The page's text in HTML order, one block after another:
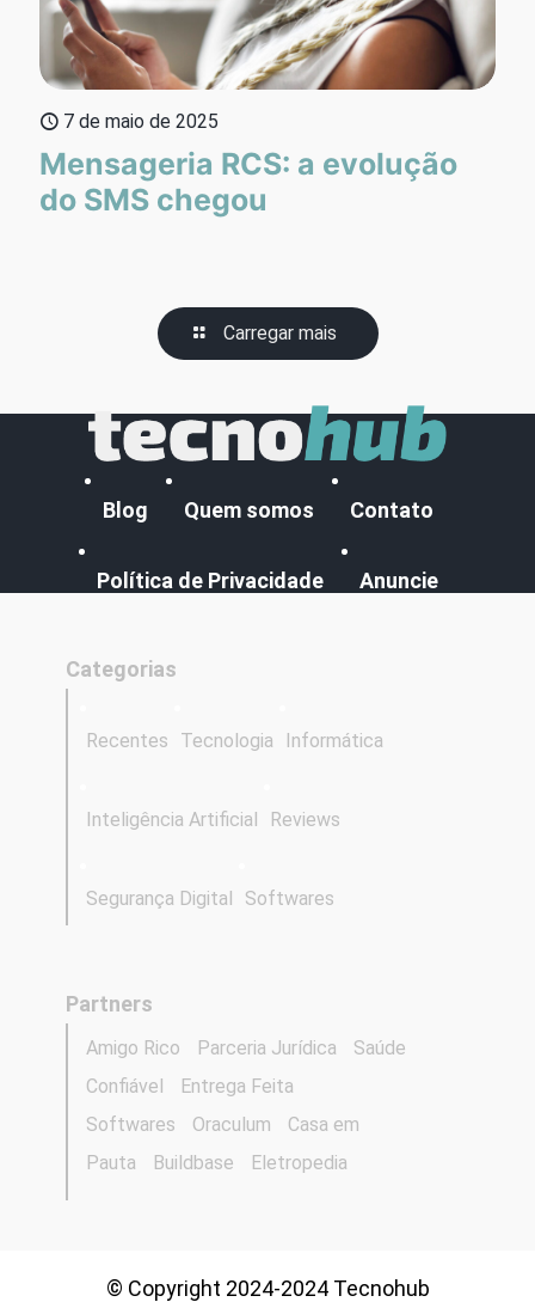
7 de maio de 2025
Mensageria RCS: a evolução
do SMS chegou
Carregar mais
Blog Quem somos Contato
Política de Privacidade Anuncie
Categorias
Recentes Tecnologia Informática
Inteligência Artificial Reviews
Segurança Digital Softwares
Partners
Amigo Rico Parceria Jurídica
Saúde
Confiável
Entrega Feita
Softwares
Oraculum
Casa em
Pauta
Buildbase Eletropedia
© Copyright 2024-2024 Tecnohub